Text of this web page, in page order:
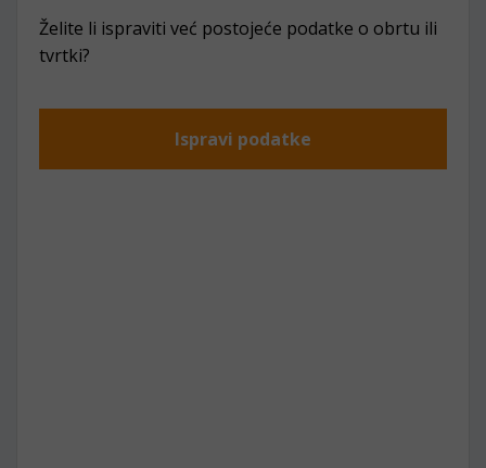
Želite li ispraviti već postojeće podatke o obrtu ili
tvrtki?
Ispravi podatke